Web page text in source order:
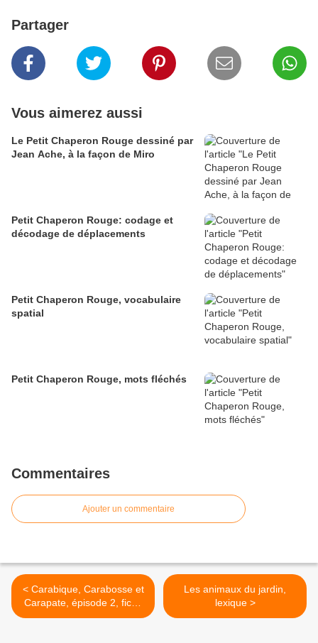
Partager
Vous aimerez aussi
Le Petit Chaperon Rouge dessiné par
Jean Ache, à la façon de Miro
Petit Chaperon Rouge: codage et
décodage de déplacements
Petit Chaperon Rouge, vocabulaire
spatial
Petit Chaperon Rouge, mots fléchés
Commentaires
Ajouter un commentaire
< Carabique, Carabosse et
Carapate, épisode 2, fiche
2
Les animaux du jardin,
lexique >